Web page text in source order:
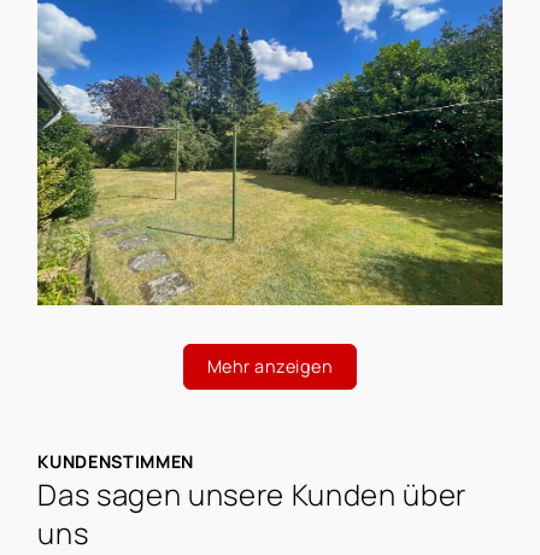
Mehr anzeigen
KUNDENSTIMMEN
Das sagen unsere Kunden über
uns